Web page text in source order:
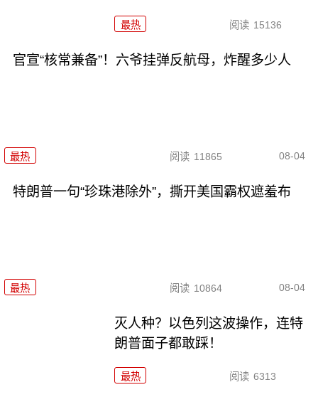
最热 阅读 15136
官宣“核常兼备”！六爷挂弹反航母，炸醒多少人
最热 阅读 11865 08-04
特朗普一句“珍珠港除外”，撕开美国霸权遮羞布
最热 阅读 10864 08-04
灭人种？以色列这波操作，连特
朗普面子都敢踩！
最热 阅读 6313